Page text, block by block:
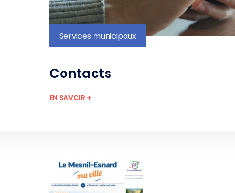
Services municipaux
Contacts
EN SAVOIR +